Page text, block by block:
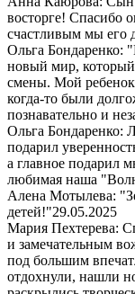
восторге! Спасибо
счастливым мы его
Ольга Бондаренко:
новый мир, который
смены. Мой ребенок
когда-то были
познавательно и
Ольга Бондаренко:
подарил
а главное подарил
любимая наша
Алена Мотылева:
детей!"29.05.2025
Мария Пехтерева:
и замечательным
под большим
отдохнули, нашли